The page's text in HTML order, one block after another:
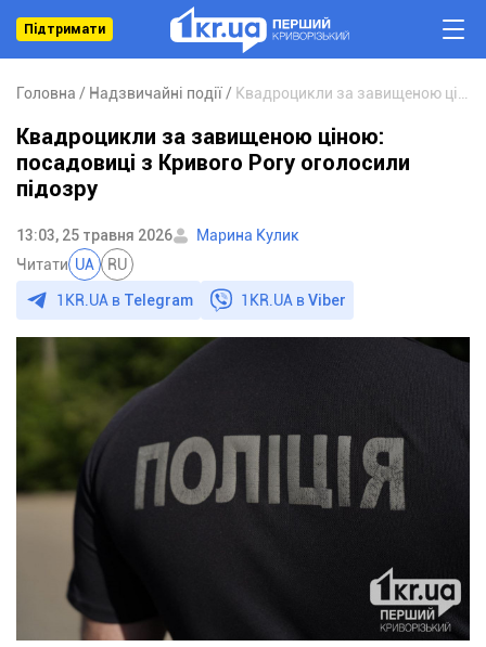
Підтримати
Головна Надзвичайні події
Квадроцикли за завищеною ціною:
посадовиці з Кривого Рогу оголосили
підозру
13:03, 25 травня 2026
Марина Кулик
Читати UA RU
1KR.UA в Telegram 1KR.UA вViber